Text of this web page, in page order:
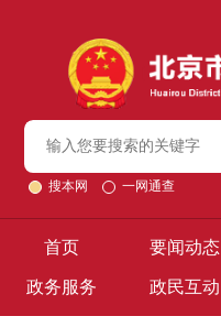
搜本网 一网通查
首页 要闻动态
政务服务 政民互动